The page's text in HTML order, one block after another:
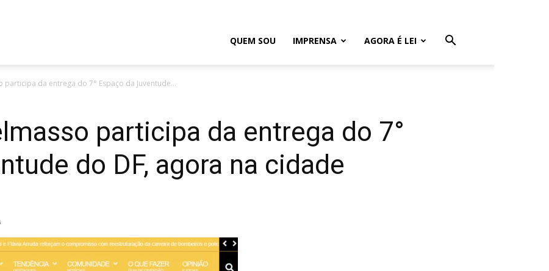
QUEM SOU IMPRENSA AGORA É LEI
participa da entrega do 7° Espaço da Juventude...
participa da entrega do 7°
do DF, agora na cidade